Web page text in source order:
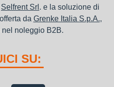
Selfrent Srl . e la soluzione di
da Grenke Italia S.p.A.,
nel noleggio B2B.
SU: